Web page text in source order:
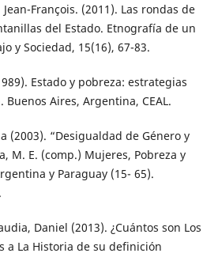
François. (2011). Las rondas de
del Estado. Etnografía de un
y Sociedad, 15(16), 67-83.
Estado y pobreza: estrategias
Aires, Argentina, CEAL.
(2003). “Desigualdad de Género y
M. E. (comp.) Mujeres, Pobreza y
y Paraguay (15- 65).
Daniel (2013). ¿Cuántos son Los
a La Historia de su definición